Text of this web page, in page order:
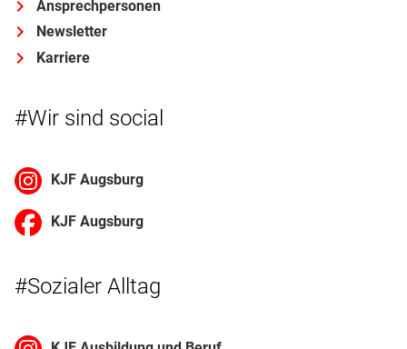
Ansprechpersonen
Newsletter
Karriere
#Wir sind social
KJF Augsburg
KJF Augsburg
#Sozialer Alltag